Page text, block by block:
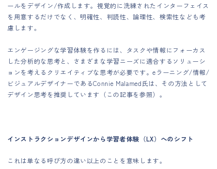
ールをデザイン/作成します。視覚的に洗練されたインターフェイス
を用意するだけでなく、明確性、判読性、論理性、検索性なども考
慮します。
エンゲージングな学習体験を作るには、タスクや情報にフォーカス
した分析的な思考と、さまざまな学習ニーズに適合するソリューシ
ョンを考えるクリエイティブな思考が必要です。eラーニング/情報/
ビジュアルデザイナーであるConnie Malamed氏は、その方法として
デザイン思考を推奨しています（この記事を参照）。
インストラクションデザインから学習者体験（LX）へのシフト
これは単なる呼び方の違い以上のことを意味します。